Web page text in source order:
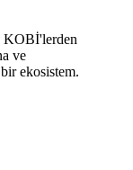
KOBİ'lerden
ve
ekosistem.